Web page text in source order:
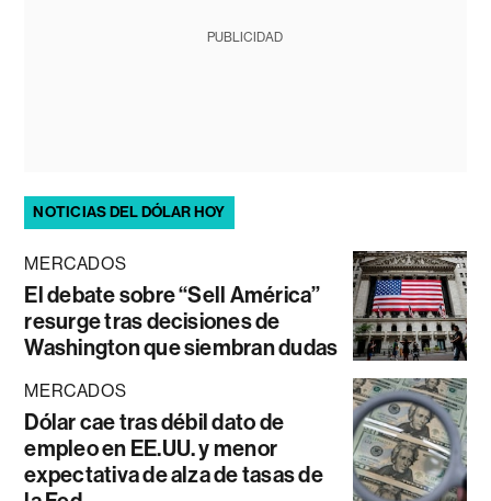
PUBLICIDAD
NOTICIAS DEL DÓLAR HOY
MERCADOS
El debate sobre “Sell América”
resurge tras decisiones de
Washington que siembran dudas
MERCADOS
Dólar cae tras débil dato de
empleo en EE.UU. y menor
expectativa de alza de tasas de